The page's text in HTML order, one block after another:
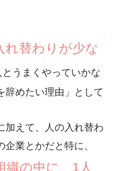
れ替わりが少な
うまくやっていかな
辞めたい理由 」として
加えて、人の入れ替わ
業とかだと特に、
織の中に、1人